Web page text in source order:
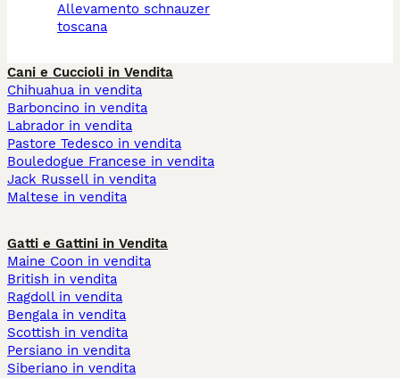
allevamento schnauzer
toscana
Cani e Cuccioli in Vendita
Chihuahua in vendita
Barboncino in vendita
Labrador in vendita
Pastore Tedesco in vendita
Bouledogue Francese in vendita
Jack Russell in vendita
Maltese in vendita
Gatti e Gattini in Vendita
Maine Coon in vendita
British in vendita
Ragdoll in vendita
Bengala in vendita
Scottish in vendita
Persiano in vendita
Siberiano in vendita